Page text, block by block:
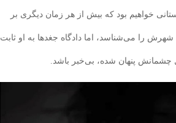
خواهیم بود که بیش از هر زمان دیگری بر
را می‌شناسد، اما دادگاه جغدها به او ثابت
پنهان شده، بی‌خبر باشد.